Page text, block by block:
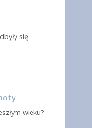
się
wieku?